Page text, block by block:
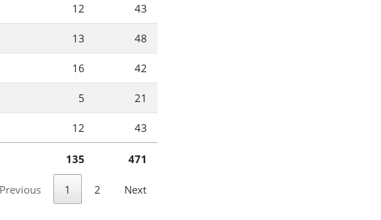
12 43
13 48
16 42
5 21
12 43
135 471
Previous 1 2 Next